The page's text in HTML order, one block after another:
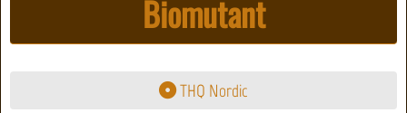
Biomutant
THQ Nordic